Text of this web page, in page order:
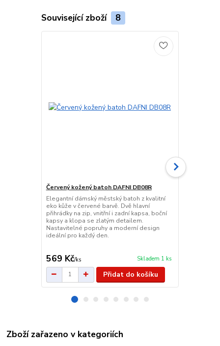
Související zboží 8
Červený kožený batoh DAFNI DB08R
Elegantní dámský městský batoh z kvalitní
eko kůže v červené barvě. Dvě hlavní
přihrádky na zip, vnitřní i zadní kapsa, boční
kapsy a klopa se zlatým detailem.
Nastavitelné popruhy a moderní design
ideální pro každý den.
569 Kč/ks Skladem 1 ks
Přidat do košíku
Zboží zařazeno v kategoriích